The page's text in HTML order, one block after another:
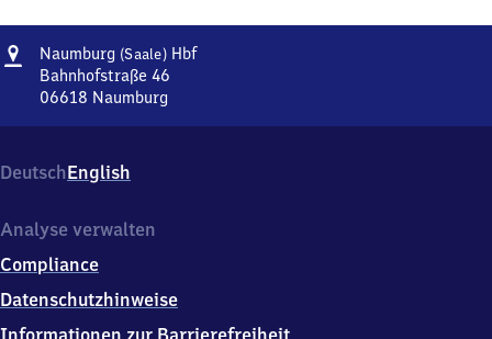
Adresse
Naumburg (Saale)HbfNaumburg
Bahnhofstraße 46
06618 Naumburg
Hauptbahnhof,
Bahnhofstraße
0
6
1
DeutschEnglish
Analyse verwalten
Compliance
Datenschutzhinweise
Informationen zur Barrierefreiheit